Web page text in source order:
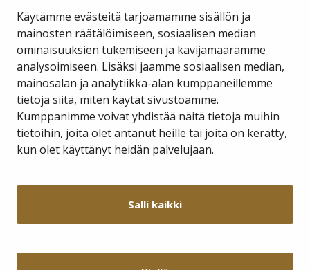
Käytämme evästeitä tarjoamamme sisällön ja
mainosten räätälöimiseen, sosiaalisen median
ominaisuuksien tukemiseen ja kävijämäärämme
analysoimiseen. Lisäksi jaamme sosiaalisen median,
mainosalan ja analytiikka-alan kumppaneillemme
tietoja siitä, miten käytät sivustoamme.
Kumppanimme voivat yhdistää näitä tietoja muihin
tietoihin, joita olet antanut heille tai joita on kerätty,
kun olet käyttänyt heidän palvelujaan.
Salli kaikki
Savukosken kunta
Kauppakuja 2 A 1
98800 Savukoski
hallinto@savukoski.fi
Y-tunnus: 0210704-7